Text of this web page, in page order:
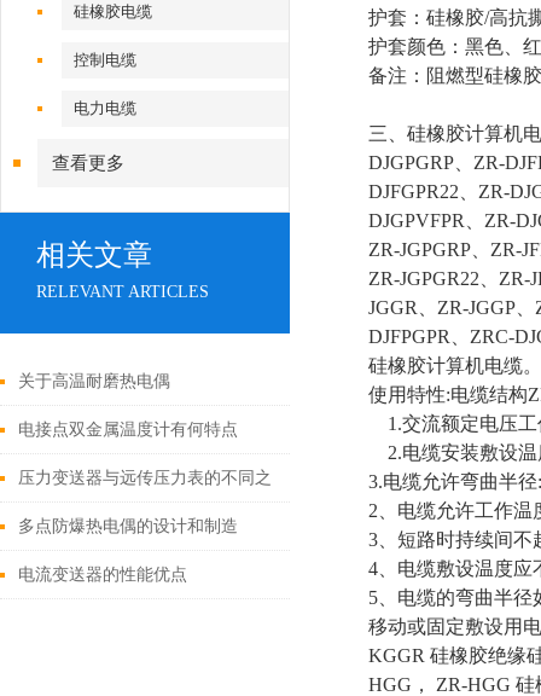
硅橡胶电缆
控制电缆
电力电缆
查看更多
相关文章
RELEVANT ARTICLES
关于高温耐磨热电偶
电接点双金属温度计有何特点
压力变送器与远传压力表的不同之
处
多点防爆热电偶的设计和制造
电流变送器的性能优点
护套：硅橡胶/高抗
护套颜色：黑色、
备注：阻燃型硅橡
三、硅橡胶计算机
DJGPGRP、ZR-
DJFGPR22、ZR-
DJGPVFPR、ZR-
ZR-JGPGRP、ZR-
ZR-JGPGR22、ZR-
JGGR、ZR-JGGP
DJFPGPR、ZRC-
硅橡胶计算机电缆。
使用特性:电缆结构
1.交流额定电压
2.电缆安装敷设
3.电缆允许弯曲半
2、电缆允许工作
3、短路时持续间不
4、电缆敷设温度
5、电缆的弯曲半径
移动或固定敷设用
KGGR 硅橡胶绝缘
HGG， ZR-HGG